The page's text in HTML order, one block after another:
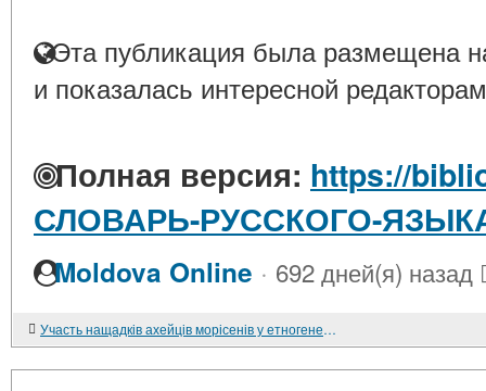
Эта публикация была размещена
и показалась интересной
Полная версия: https://
СЛОВАРЬ-РУССКОГО-
Moldova Online · 692 дней(я) назад
Участь нащадків ахейців морісенів у етногенезі марійців